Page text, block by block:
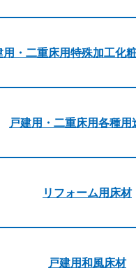
用・二重床用特殊加工化
戸建用・二重床用各種用
リフォーム用床材
戸建用和風床材